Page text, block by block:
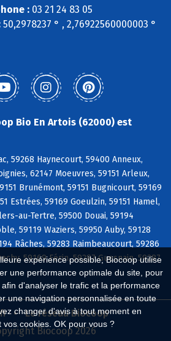
expérience possible, Biocoop utilise
une performance optimale du site, pour
d'analyser le trafic et la performance
une navigation personnalisée en toute
changer d'avis à tout moment en
vos cookies. OK pour vous ?
: 03 21 24 83 05
50,2978237 ° , 2,76922560000003 °
Bio En Artois (62000) est
59268 Haynecourt, 59400 Anneux,
62147 Moeuvres, 59151 Arleux,
Brunémont, 59151 Bugnicourt, 59169
Estrées, 59169 Goeulzin, 59151 Hamel,
au-Tertre, 59500 Douai, 59194
59119 Waziers, 59950 Auby, 59128
Râches, 59283 Raimbeaucourt, 59286
59169 Férin, 59287 Guesnain, 59287
Le réseau Biocoop
Biocoop 2026